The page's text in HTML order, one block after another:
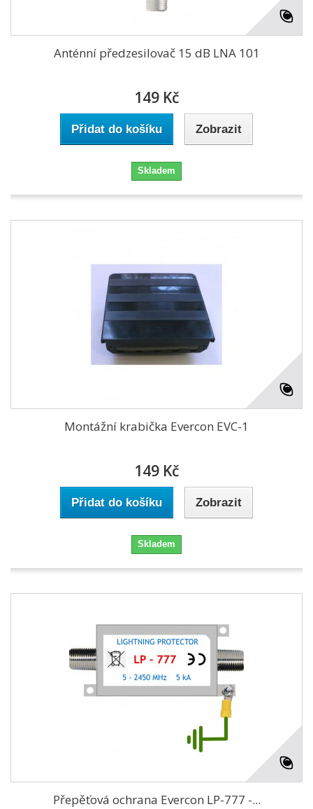
Anténní předzesilovač 15 dB LNA 101
149 Kč
Přidat do košíku Zobrazit
Skladem
Montážní krabička Evercon EVC-1
149 Kč
Přidat do košíku Zobrazit
Skladem
Přepěťová ochrana Evercon LP-777 -...